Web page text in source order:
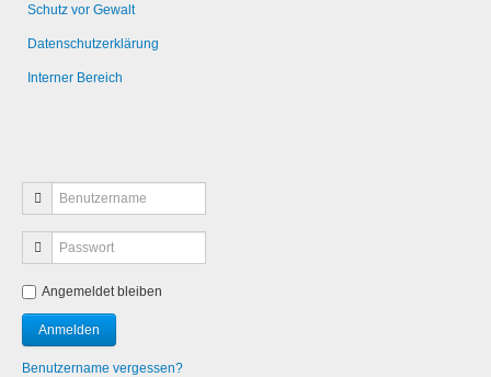
Schutz vor Gewalt
Datenschutzerklärung
Interner Bereich
Angemeldet bleiben
Benutzername vergessen?